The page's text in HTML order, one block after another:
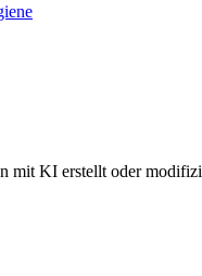
mit KI erstellt oder